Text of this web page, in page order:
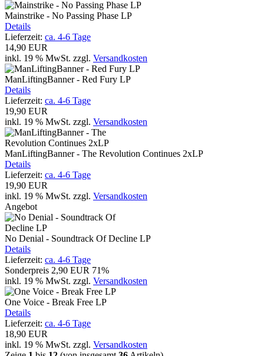
Mainstrike - No Passing Phase LP
Details
Lieferzeit: ca. 4-6 Tage
14,90 EUR
inkl. 19 % MwSt. zzgl. Versandkosten
ManLiftingBanner - Red Fury LP
Details
Lieferzeit: ca. 4-6 Tage
19,90 EUR
inkl. 19 % MwSt. zzgl. Versandkosten
ManLiftingBanner - The Revolution Continues 2xLP
Details
Lieferzeit: ca. 4-6 Tage
19,90 EUR
inkl. 19 % MwSt. zzgl. Versandkosten
Angebot
No Denial - Soundtrack Of Decline LP
Details
Lieferzeit: ca. 4-6 Tage
Sonderpreis 2,90 EUR 71%
inkl. 19 % MwSt. zzgl. Versandkosten
One Voice - Break Free LP
Details
Lieferzeit: ca. 4-6 Tage
18,90 EUR
inkl. 19 % MwSt. zzgl. Versandkosten